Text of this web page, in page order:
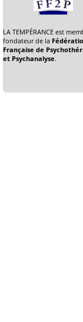
LA TEMPÉRANCE est
fondateur de la
Française de
et Psychanalyse.